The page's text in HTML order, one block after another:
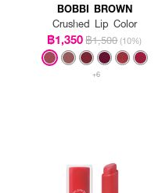
BOBBI BROWN
Crushed Lip Color
฿1,350฿1,500 (10%)
+6